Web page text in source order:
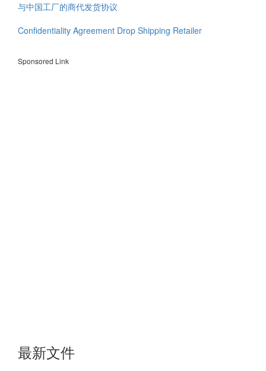
与中国工厂的商代发货协议
Confidentiality Agreement Drop Shipping Retailer
Sponsored Link
最新文件